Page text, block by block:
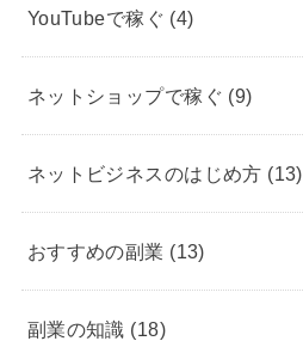
YouTubeで稼ぐ (4)
ネットショップで稼ぐ (9)
ネットビジネスのはじめ方 (13)
おすすめの副業 (13)
副業の知識 (18)